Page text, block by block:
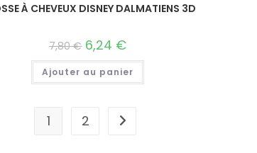
À CHEVEUX DISNEY DALMATIENS 3D
7,80€ 6,24 €
Ajouter au panier
1 2